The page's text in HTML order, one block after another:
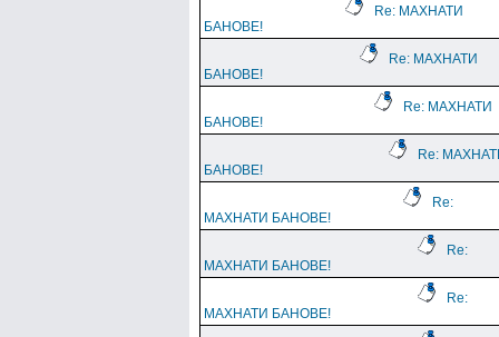
Re: МАХНАТИ
БАНОВЕ!
Re: МАХНАТИ
БАНОВЕ!
Re: МАХНАТИ
БАНОВЕ!
Re:
БАНОВЕ!
Re:
МАХНАТИ БАНОВЕ!
Re:
МАХНАТИ БАНОВЕ!
Re:
МАХНАТИ БАНОВЕ!